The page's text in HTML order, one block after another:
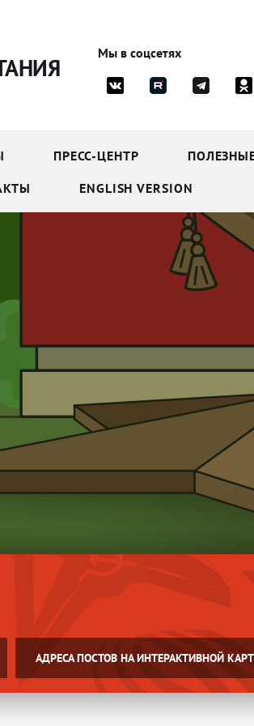
Мы в соцсетях
ПРЕСС-ЦЕНТР
ENGLISH VERSION
АДРЕСА ПОСТОВ НА ИНТЕРАКТИВНОЙ